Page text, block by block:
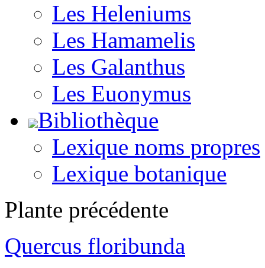
Les Heleniums
Les Hamamelis
Les Galanthus
Les Euonymus
Bibliothèque
Lexique noms propres
Lexique botanique
Plante précédente
Quercus floribunda